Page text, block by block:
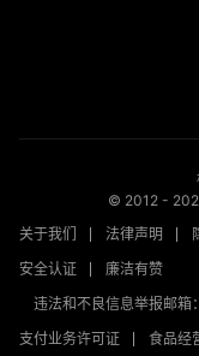
© 2012 -
关于我们
法律声明
安全认证
廉洁有赞
违法和不良信息举报邮
支付业务许可证
食品经